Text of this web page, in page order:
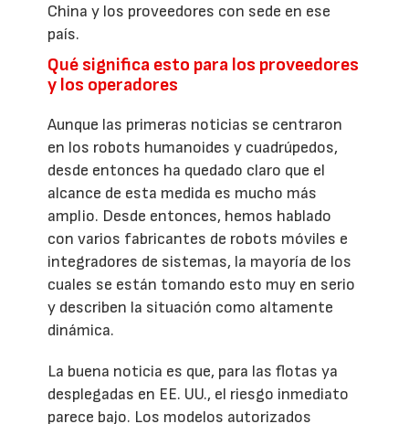
China y los proveedores con sede en ese
país.
Qué significa esto para los proveedores
y los operadores
Aunque las primeras noticias se centraron
en los robots humanoides y cuadrúpedos,
desde entonces ha quedado claro que el
alcance de esta medida es mucho más
amplio. Desde entonces, hemos hablado
con varios fabricantes de robots móviles e
integradores de sistemas, la mayoría de los
cuales se están tomando esto muy en serio
y describen la situación como altamente
dinámica.
La buena noticia es que, para las flotas ya
desplegadas en EE. UU., el riesgo inmediato
parece bajo. Los modelos autorizados